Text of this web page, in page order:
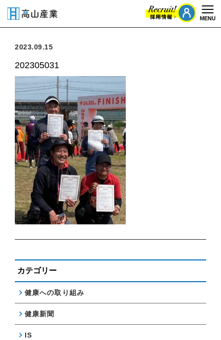
MENU
2023.09.15
202305031
カテゴリー
健康への取り組み
健康新聞
IS